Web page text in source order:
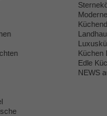
Küchen
Edle
NEWS